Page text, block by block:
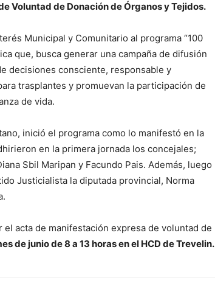
Voluntad de Donación de Órganos y Tejidos.
Municipal y Comunitario al programa “100
que, busca generar una campaña de difusión
decisiones consciente, responsable y
trasplantes y promuevan la participación de
de vida.
inició el programa como lo manifestó en la
en la primera jornada los concejales;
Sbil Maripan y Facundo Pais. Además, luego
Justicialista la diputada provincial, Norma
acta de manifestación expresa de voluntad de
de junio de 8 a 13 horas en el HCD de Trevelin.